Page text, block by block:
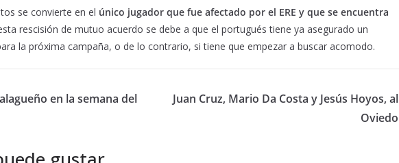
se convierte en el único jugador que fue afectado por el ERE y que se encuentra
rescisión de mutuo acuerdo se debe a que el portugués tiene ya asegurado un
la próxima campaña, o de lo contrario, si tiene que empezar a buscar acomodo.
en la semana del
Juan Cruz, Mario Da Costa y Jesús Hoyos, al
Oviedo